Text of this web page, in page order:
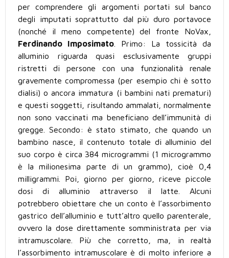
per comprendere gli argomenti portati sul banco
degli imputati soprattutto dal più duro portavoce
(nonché il meno competente) del fronte NoVax,
Ferdinando Imposimato . Primo: La tossicità da
alluminio riguarda quasi esclusivamente gruppi
ristretti di persone con una funzionalità renale
gravemente compromessa (per esempio chi è sotto
dialisi) o ancora immatura (i bambini nati prematuri)
e questi soggetti, risultando ammalati, normalmente
non sono vaccinati ma beneficiano dell’immunità di
gregge. Secondo: è stato stimato, che quando un
bambino nasce, il contenuto totale di alluminio del
suo corpo è circa 384 microgrammi (1 microgrammo
è la milionesima parte di un grammo), cioè 0,4
milligrammi. Poi, giorno per giorno, riceve piccole
dosi di alluminio attraverso il latte. Alcuni
potrebbero obiettare che un conto è l’assorbimento
gastrico dell’alluminio e tutt’altro quello parenterale,
ovvero la dose direttamente somministrata per via
intramuscolare. Più che corretto, ma, in realtà
l’assorbimento intramuscolare è di molto inferiore a